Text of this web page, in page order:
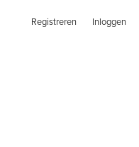
Registreren Inloggen